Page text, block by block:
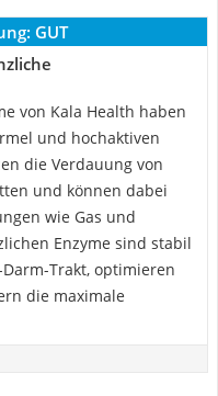
GUT
von Kala Health haben
und hochaktiven
die Verdauung von
und können dabei
wie Gas und
Enzyme sind stabil
Trakt, optimieren
die maximale